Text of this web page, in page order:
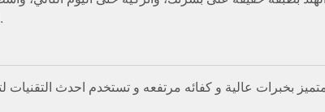
الجلد الميتة وظهور مشاكل البشرة الأخرى، وذلك في حال المبالغة في استخدامه.
بخبرات عالية و كفائه مرتفعه و تستخدم احدث